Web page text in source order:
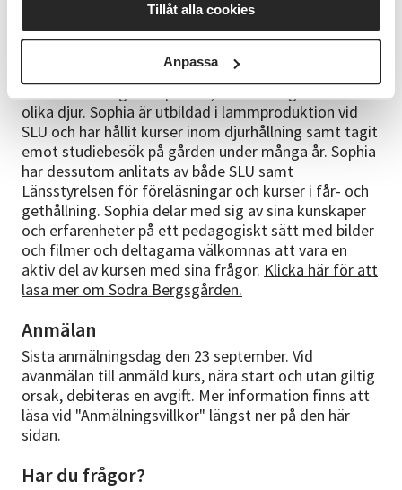
Tillåt alla cookies
Anpassa
Kursledare
Kursledare är Sophia Ström på Södra Bergsgårdens
lantbruk och besöksgård i Sunne. På gården finns en
liten besättning med pälsfår, bland många andra
olika djur. Sophia är utbildad i lammproduktion vid
SLU och har hållit kurser inom djurhållning samt tagit
emot studiebesök på gården under många år. Sophia
har dessutom anlitats av både SLU samt
Länsstyrelsen för föreläsningar och kurser i får- och
gethållning. Sophia delar med sig av sina kunskaper
och erfarenheter på ett pedagogiskt sätt med bilder
och filmer och deltagarna välkomnas att vara en
aktiv del av kursen med sina frågor. Klicka här för att
läsa mer om Södra Bergsgården.
Anmälan
Sista anmälningsdag den 23 september. Vid
avanmälan till anmäld kurs, nära start och utan giltig
orsak, debiteras en avgift. Mer information finns att
läsa vid "Anmälningsvillkor" längst ner på den här
sidan.
Har du frågor?